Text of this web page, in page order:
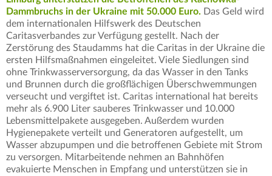
Dammbruchs in der Ukraine mit 50.000 Euro. Das Geld wird
dem internationalen Hilfswerk des Deutschen
Caritasverbandes zur Verfügung gestellt. Nach der
Zerstörung des Staudamms hat die Caritas in der Ukraine die
ersten Hilfsmaßnahmen eingeleitet. Viele Siedlungen sind
ohne Trinkwasserversorgung, da das Wasser in den Tanks
und Brunnen durch die großflächigen Überschwemmungen
verseucht und vergiftet ist. Caritas international hat bereits
mehr als 6.900 Liter sauberes Trinkwasser und 10.000
Lebensmittelpakete ausgegeben. Außerdem wurden
Hygienepakete verteilt und Generatoren aufgestellt, um
Wasser abzupumpen und die betroffenen Gebiete mit Strom
zu versorgen. Mitarbeitende nehmen an Bahnhöfen
evakuierte Menschen in Empfang und unterstützen sie in